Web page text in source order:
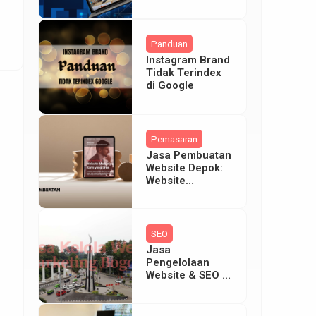
Panduan
Instagram Brand
Tidak Terindex
di Google
Pemasaran
Jasa Pembuatan
Website Depok:
Website
SEO
Jasa
Pengelolaan
Website & SEO di